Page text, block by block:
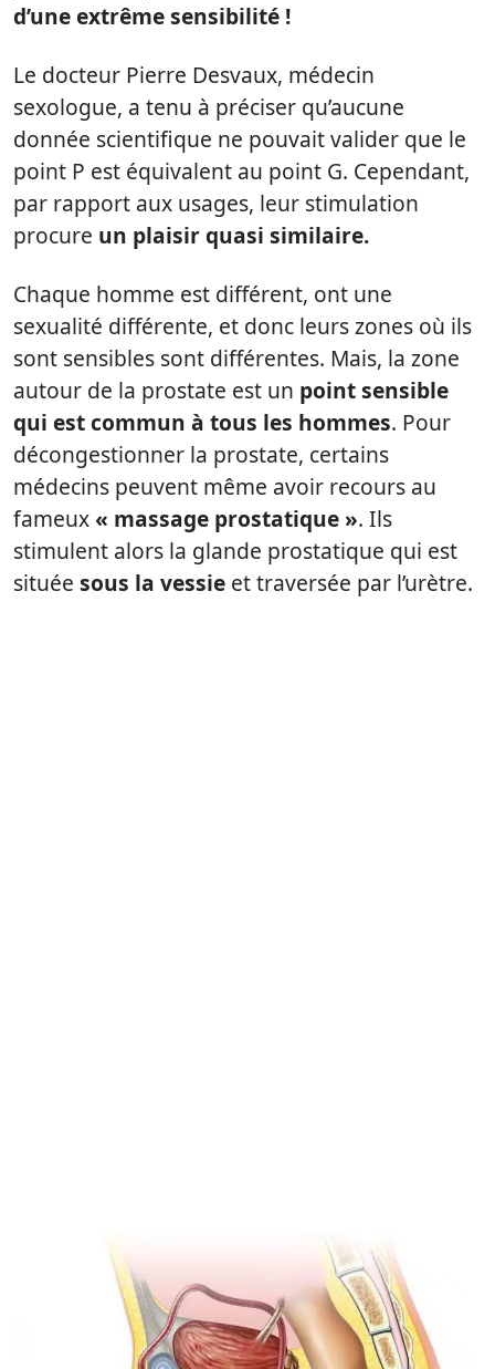
d’une extrême sensibilité !
Le docteur Pierre Desvaux, médecin
sexologue, a tenu à préciser qu’aucune
donnée scientifique ne pouvait valider que le
point P est équivalent au point G. Cependant,
par rapport aux usages, leur stimulation
procure un plaisir quasi similaire.
Chaque homme est différent, ont une
sexualité différente, et donc leurs zones où ils
sont sensibles sont différentes. Mais, la zone
autour de la prostate est un point sensible
qui est commun à tous les hommes. Pour
décongestionner la prostate, certains
médecins peuvent même avoir recours au
fameux« massage prostatique ». Ils
stimulent alors la glande prostatique qui est
située sous la vessie et traversée par l’urètre.